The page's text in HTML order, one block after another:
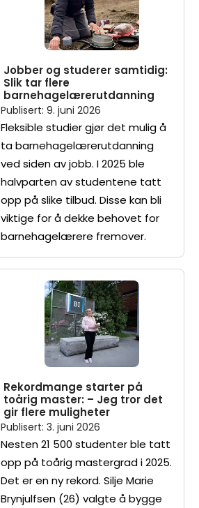
Jobber og studerer samtidig:
Slik tar flere
barnehagelærerutdanning
Publisert: 9. juni 2026
Fleksible studier gjør det mulig å
ta barnehagelærerutdanning
ved siden av jobb. I 2025 ble
halvparten av studentene tatt
opp på slike tilbud. Disse kan bli
viktige for å dekke behovet for
barnehagelærere fremover.
Rekordmange starter på
toårig master: – Jeg tror det
gir flere muligheter
Publisert: 3. juni 2026
Nesten 21 500 studenter ble tatt
opp på toårig mastergrad i 2025.
Det er en ny rekord. Silje Marie
Brynjulfsen (26) valgte å bygge